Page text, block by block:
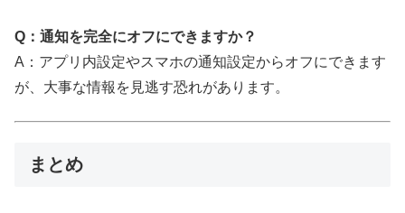
Q：通知を完全にオフにできますか？
A：アプリ内設定やスマホの通知設定からオフにできます
が、大事な情報を見逃す恐れがあります。
まとめ